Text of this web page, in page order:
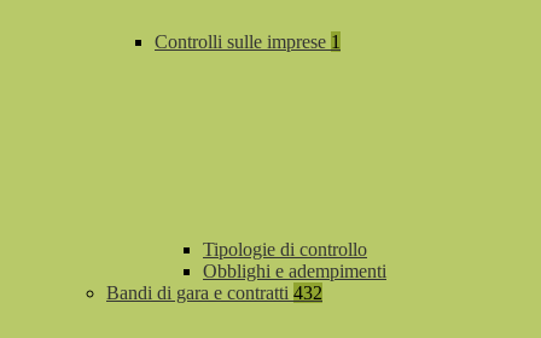
Controlli sulle imprese 1
Tipologie di controllo
Obblighi e adempimenti
Bandi di gara e contratti 432